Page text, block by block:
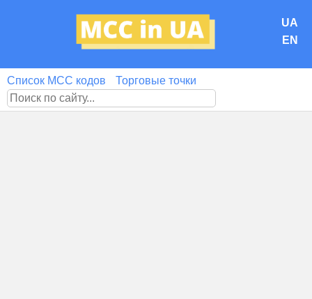
UA
EN
Список MCC кодов Торговые точки